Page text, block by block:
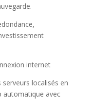
internet
localisés en
automatique avec